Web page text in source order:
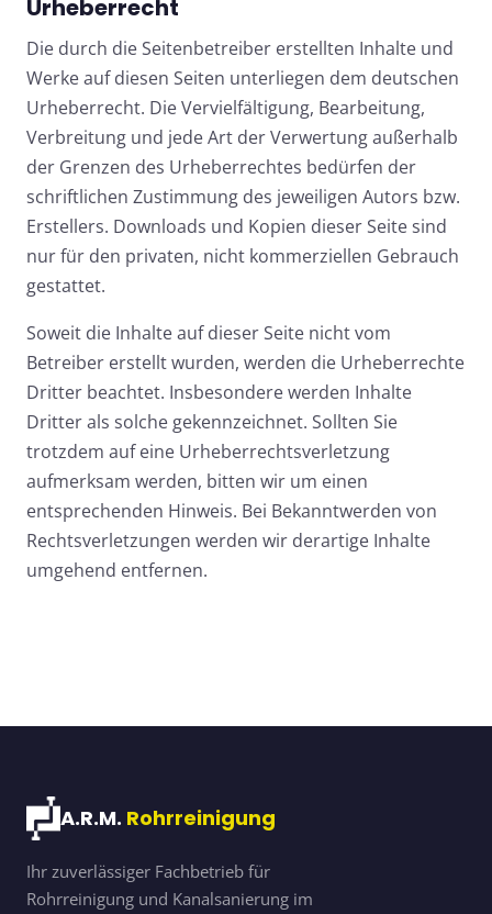
Urheberrecht
Die durch die Seitenbetreiber erstellten Inhalte und
Werke auf diesen Seiten unterliegen dem deutschen
Urheberrecht. Die Vervielfältigung, Bearbeitung,
Verbreitung und jede Art der Verwertung außerhalb
der Grenzen des Urheberrechtes bedürfen der
schriftlichen Zustimmung des jeweiligen Autors bzw.
Erstellers. Downloads und Kopien dieser Seite sind
nur für den privaten, nicht kommerziellen Gebrauch
gestattet.
Soweit die Inhalte auf dieser Seite nicht vom
Betreiber erstellt wurden, werden die Urheberrechte
Dritter beachtet. Insbesondere werden Inhalte
Dritter als solche gekennzeichnet. Sollten Sie
trotzdem auf eine Urheberrechtsverletzung
aufmerksam werden, bitten wir um einen
entsprechenden Hinweis. Bei Bekanntwerden von
Rechtsverletzungen werden wir derartige Inhalte
umgehend entfernen.
A.R.M. Rohrreinigung
Ihr zuverlässiger Fachbetrieb für
Rohrreinigung und Kanalsanierung im